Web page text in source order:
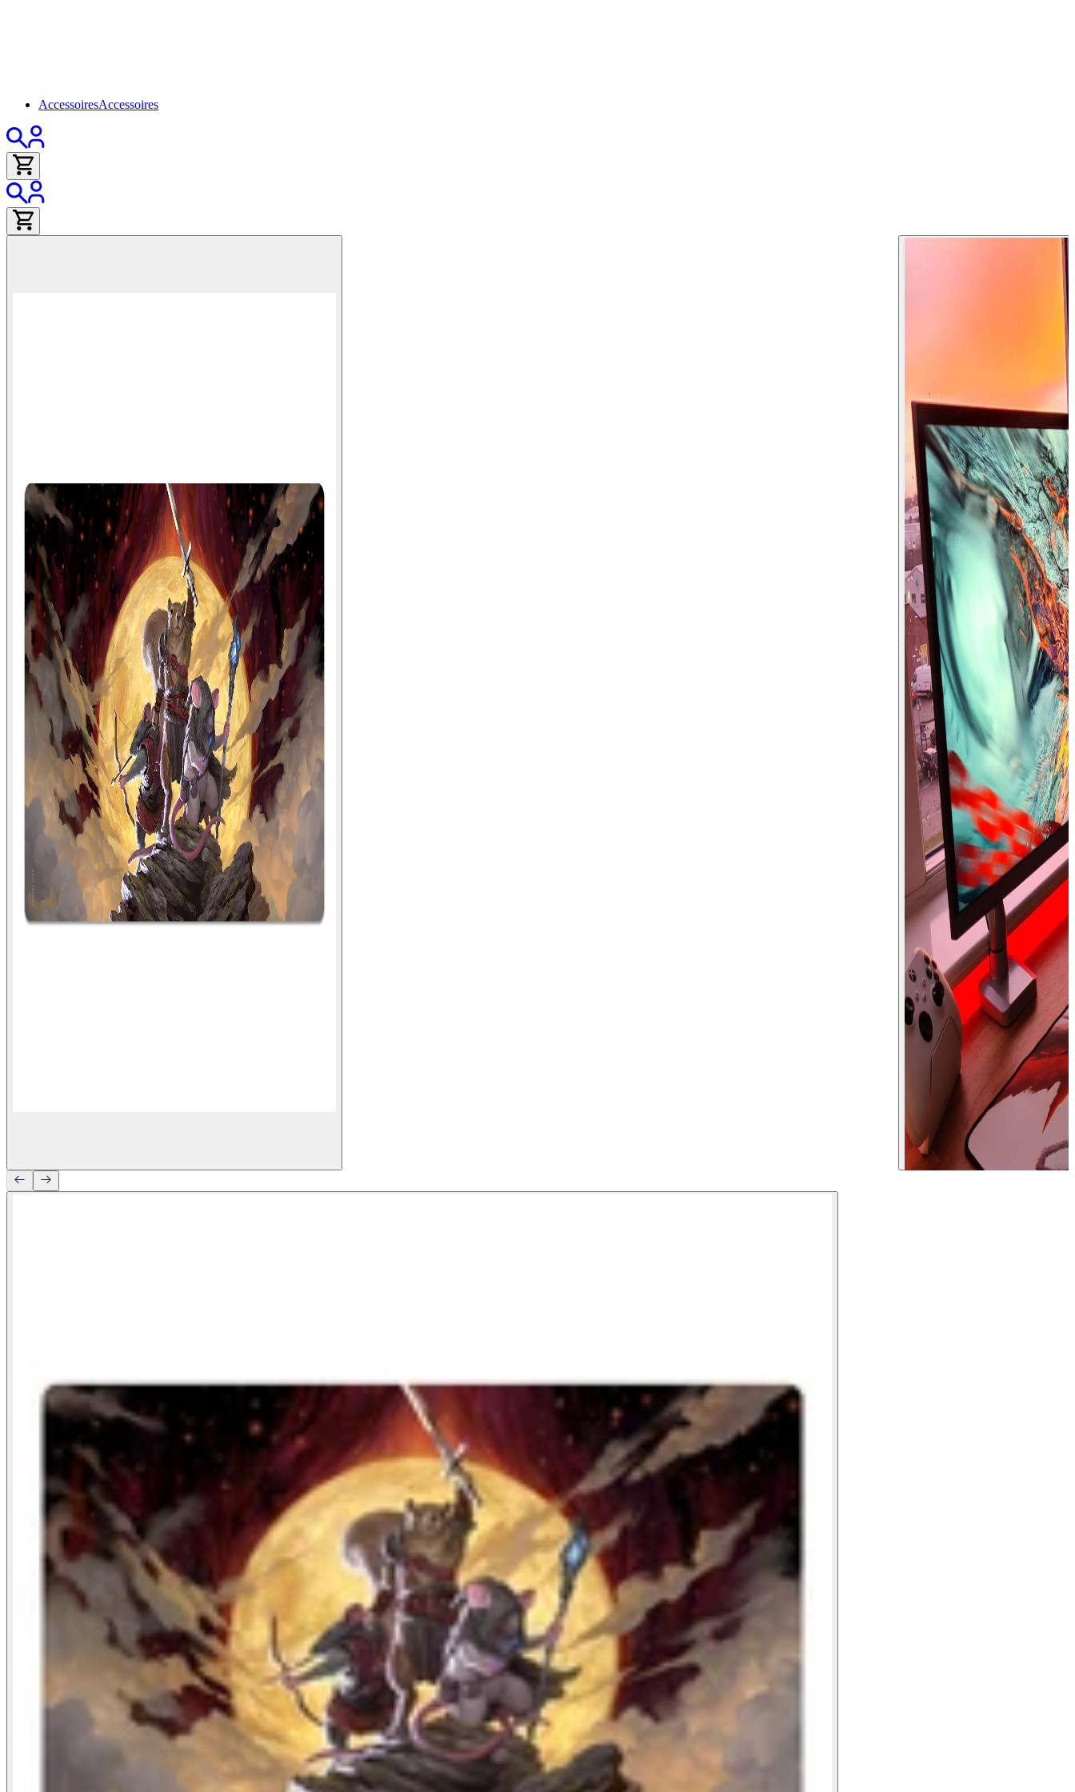
AccessoiresAccessoires